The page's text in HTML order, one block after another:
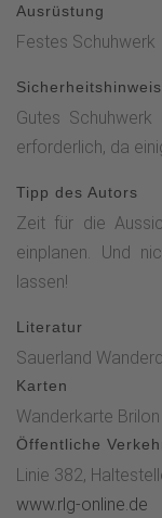
Ausrüstung
Festes Schuhwerk
Gutes
erforderlich, da
Tipp des Autors
Zeit für die
einplanen. Und
lassen!
Literatur
Sauerland
Karten
Wanderkarte
Öffentliche
Linie 382,
www.rlg-online.de